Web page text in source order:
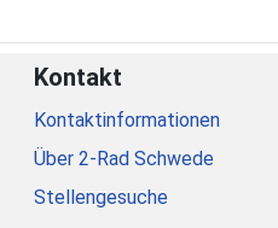
Kontakt
Kontaktinformationen
Über 2-Rad Schwede
Stellengesuche